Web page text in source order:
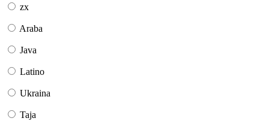
zx
Araba
Java
Latino
Ukraina
Taja